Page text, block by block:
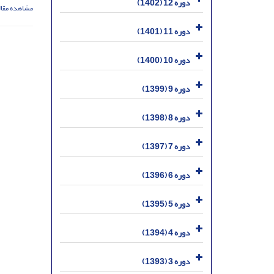
مشاهده
دوره 11 (1401)
دوره 10 (1400)
دوره 9 (1399)
دوره 8 (1398)
دوره 7 (1397)
دوره 6 (1396)
دوره 5 (1395)
دوره 4 (1394)
دوره 3 (1393)